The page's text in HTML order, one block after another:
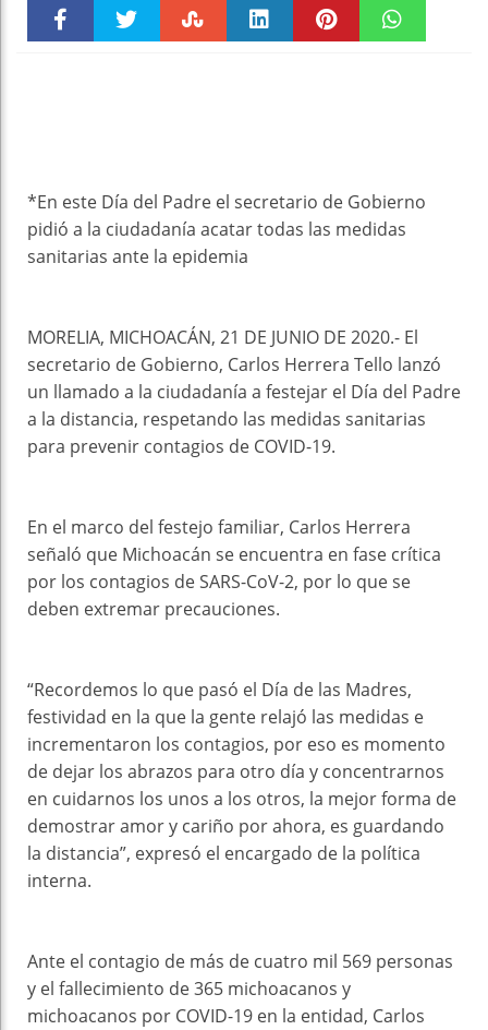
*En este Día del Padre el secretario de Gobierno
pidió a la ciudadanía acatar todas las medidas
sanitarias ante la epidemia
MORELIA, MICHOACÁN, 21 DE JUNIO DE 2020.- El
secretario de Gobierno, Carlos Herrera Tello lanzó
un llamado a la ciudadanía a festejar el Día del Padre
a la distancia, respetando las medidas sanitarias
para prevenir contagios de COVID-19.
En el marco del festejo familiar, Carlos Herrera
señaló que Michoacán se encuentra en fase crítica
por los contagios de SARS-CoV-2, por lo que se
deben extremar precauciones.
“Recordemos lo que pasó el Día de las Madres,
festividad en la que la gente relajó las medidas e
incrementaron los contagios, por eso es momento
de dejar los abrazos para otro día y concentrarnos
en cuidarnos los unos a los otros, la mejor forma de
demostrar amor y cariño por ahora, es guardando
la distancia”, expresó el encargado de la política
interna.
Ante el contagio de más de cuatro mil 569 personas
y el fallecimiento de 365 michoacanos y
michoacanos por COVID-19 en la entidad, Carlos